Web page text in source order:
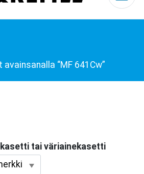
“MF 641Cw”
tai väriainekasetti